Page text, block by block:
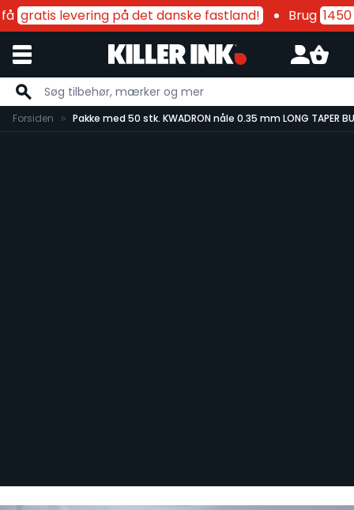
gratis levering på det danske fastland! Brug1450
Skip to Content
Forsiden Pakke med 50 stk. KWADRON nåle 0.35 mm LONG TAPER